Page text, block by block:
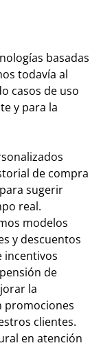
basadas
todavía al
casos de uso
y para la
de compra
sugerir
real.
modelos
y descuentos
incentivos
de
la
promociones
clientes.
en atención